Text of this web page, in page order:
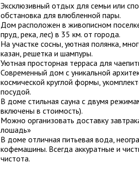
Эксклюзивный отдых для семьи или
обстановка для влюбленной пары.
Дом расположен в живописном
пруд, река, лес) в 35 км. от города.
На участке сосны, уютная полянка,
казан, решетка и шампуры.
Уютная просторная терраса для
Современный дом с уникальной
космической круглой формы,
посудой.
В доме стильная сауна с двумя
включены в стоимость).
Можно организовать доставку
лошадь»
В доме отличная питьевая вода,
кофемашины. Всегда аккуратные и
чистота.